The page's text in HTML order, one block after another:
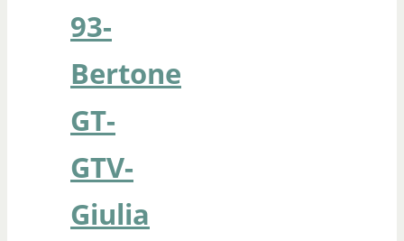
93-
Bertone
GT-
GTV-
Giulia